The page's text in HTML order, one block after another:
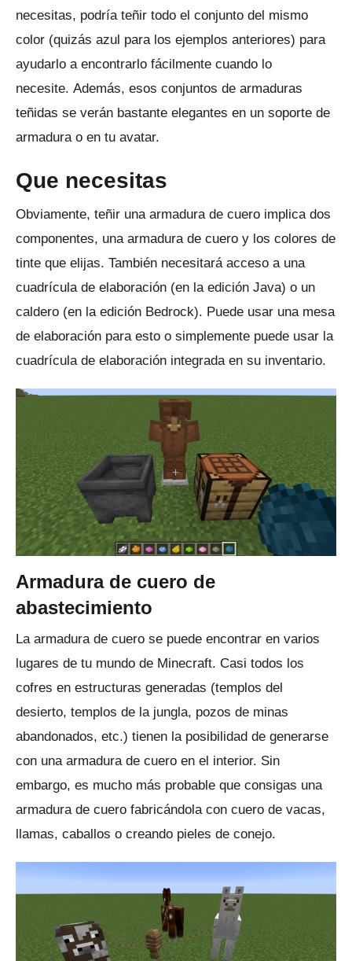
necesitas, podría teñir todo el conjunto del mismo
color (quizás azul para los ejemplos anteriores) para
ayudarlo a encontrarlo fácilmente cuando lo
necesite. Además, esos conjuntos de armaduras
teñidas se verán bastante elegantes en un soporte de
armadura o en tu avatar.
Que necesitas
Obviamente, teñir una armadura de cuero implica dos
componentes, una armadura de cuero y los colores de
tinte que elijas. También necesitará acceso a una
cuadrícula de elaboración (en la edición Java) o un
caldero (en la edición Bedrock). Puede usar una mesa
de elaboración para esto o simplemente puede usar la
cuadrícula de elaboración integrada en su inventario.
Armadura de cuero de
abastecimiento
La armadura de cuero se puede encontrar en varios
lugares de tu mundo de Minecraft. Casi todos los
cofres en estructuras generadas (templos del
desierto, templos de la jungla, pozos de minas
abandonados, etc.) tienen la posibilidad de generarse
con una armadura de cuero en el interior. Sin
embargo, es mucho más probable que consigas una
armadura de cuero fabricándola con cuero de vacas,
llamas, caballos o creando pieles de conejo.